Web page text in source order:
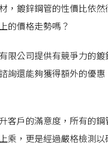
，鍍鋅鋼管的性價比依然
的價格走勢嗎？
限公司提供有競爭力的鍍
詢還能夠獲得額外的優惠
客戶的滿意度，所有的鋼
乘，更是經過嚴格檢測以